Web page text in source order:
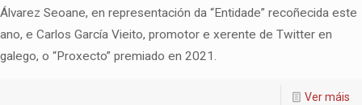
Álvarez Seoane, en representación da “Entidade” recoñecida este
ano, e Carlos García Vieito, promotor e xerente de Twitter en
galego, o “Proxecto” premiado en 2021.
Ver máis